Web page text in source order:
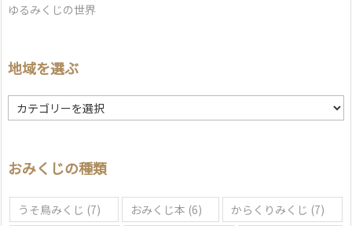
ゆるみくじの世界
地域を選ぶ
地
域
ぶ
おみくじの種類
うそ鳥みくじ (7) おみくじ本 (6) からくりみくじ (7)